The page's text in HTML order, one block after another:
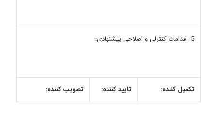
5- اقدامات کنترلی و اصلاحی پیشنهادی:
تکمیل کننده: تایید کننده: تصویب کننده: